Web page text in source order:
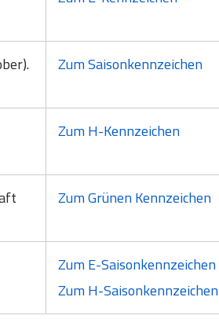
Zum Saisonkennzeichen
Zum H-Kennzeichen
Zum Grünen Kennzeichen
Zum E-Saisonkennzeichen
Zum H-Saisonkennzeichen